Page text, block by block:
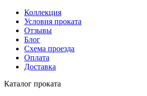
Коллекция
Условия проката
Отзывы
Блог
Схема проезда
Оплата
Доставка
Каталог проката